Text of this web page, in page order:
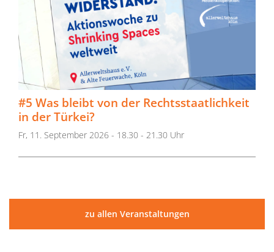
#5 Was bleibt von der Rechtsstaatlichkeit
in der Türkei?
Fr, 11. September 2026 - 18.30 - 21.30 Uhr
zu allen Veranstaltungen